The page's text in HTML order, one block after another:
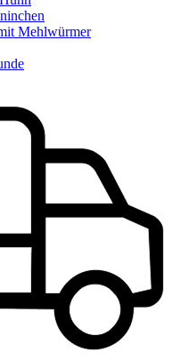
Mehlwürmer